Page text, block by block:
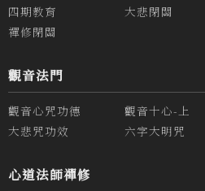
四期教育
大悲閉關
禪修閉關
觀音法門
觀音心咒功德 觀音十心-上
大悲咒功效
六字大明咒
心道法師禪修